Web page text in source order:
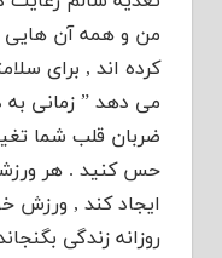
من و همه آن
کرده اند , برای
می دهد ” زمانی
ضربان قلب شما
حس کنید . هر
ایجاد کند , ورزش
روزانه زندگی